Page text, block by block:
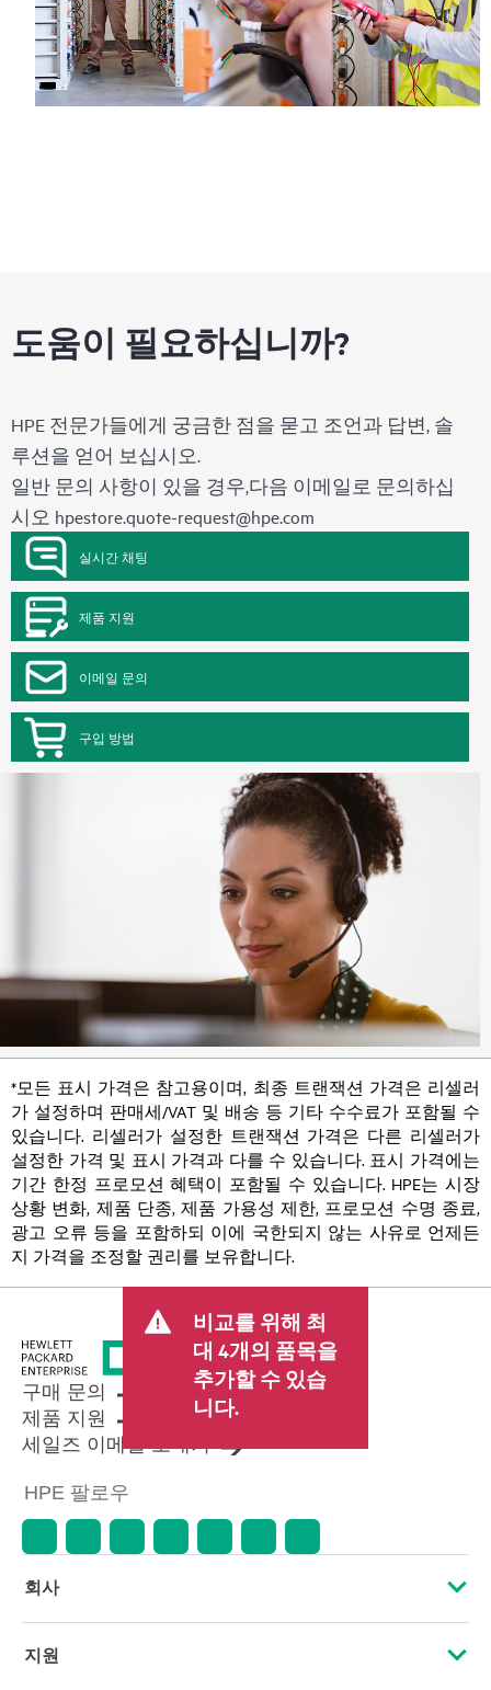
도움이 필요하십니까?
HPE 전문가들에게 궁금한 점을 묻고 조언과 답변, 솔
루션을 얻어 보십시오.
일반 문의 사항이 있을 경우,다음 이메일로 문의하십
시오 hpestore.quote-request@hpe.com
실시간 채팅
제품 지원
이메일 문의
구입 방법
*모든 표시 가격은 참고용이며, 최종 트랜잭션 가격은 리셀러
가 설정하며 판매세/VAT 및 배송 등 기타 수수료가 포함될 수
있습니다. 리셀러가 설정한 트랜잭션 가격은 다른 리셀러가
설정한 가격 및 표시 가격과 다를 수 있습니다. 표시 가격에는
기간 한정 프로모션 혜택이 포함될 수 있습니다. HPE는 시장
상황 변화, 제품 단종, 제품 가용성 제한, 프로모션 수명 종료,
광고 오류 등을 포함하되 이에 국한되지 않는 사유로 언제든
지 가격을 조정할 권리를 보유합니다.
비교를 위해 최
대 4개의 품목을
추가할 수 있습
니다.
구매 문의
제품 지원
세일즈 이메일 보내기
HPE 팔로우
회사
HPE 소개
지원